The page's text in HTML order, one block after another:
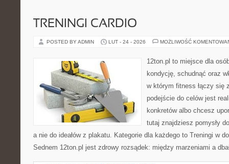
TRENINGI CARDIO
POSTED BY ADMIN LUT - 24 - 2026 MOŻLIWOŚĆ
12ton.pl to miejsce dla
kondycję, schudnąć oraz
w którym fitness łączy się
podejście do celów jest
konkretów albo chcesz
tutaj znajdziesz pomysły
a nie do ideałów z plakatu. Kategorie dla każdego to Treningi w
Sednem 12ton.pl jest zdrowy rozsądek: między marzeniami a